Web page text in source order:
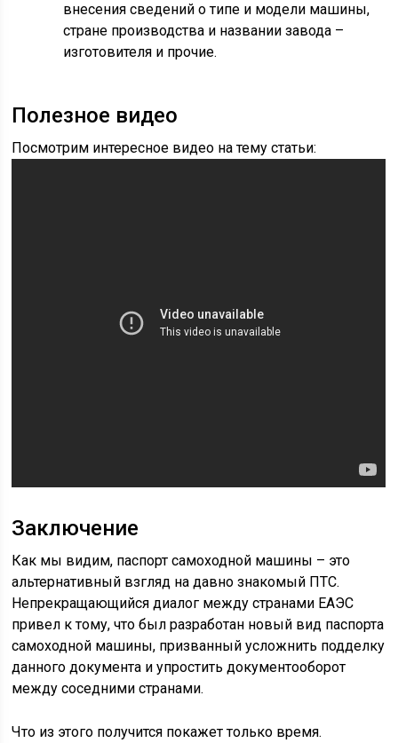
внесения сведений о типе и модели машины,
стране производства и названии завода –
изготовителя и прочие.
Полезное видео
Посмотрим интересное видео на тему статьи:
Заключение
Как мы видим, паспорт самоходной машины – это
альтернативный взгляд на давно знакомый ПТС.
Непрекращающийся диалог между странами ЕАЭС
привел к тому, что был разработан новый вид паспорта
самоходной машины, призванный усложнить подделку
данного документа и упростить документооборот
между соседними странами.
Что из этого получится покажет только время.